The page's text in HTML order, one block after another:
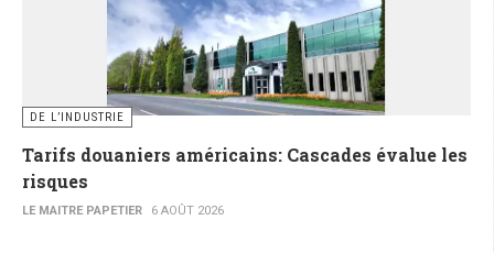
DE L’INDUSTRIE
Tarifs douaniers américains: Cascades évalue les
risques
LE MAITRE PAPETIER 6 AOÛT 2026